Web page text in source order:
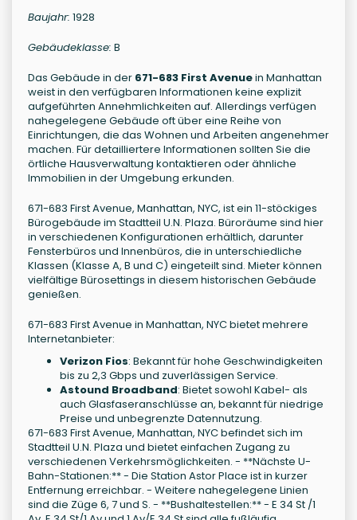
Baujahr: 1928
Gebäudeklasse: B
Das Gebäude in der 671-683 First Avenuein Manhattan
weist in den verfügbaren Informationen keine explizit
aufgeführten Annehmlichkeiten auf. Allerdings verfügen
nahegelegene Gebäude oft über eine Reihe von
Einrichtungen, die das Wohnen und Arbeiten angenehmer
machen. Für detailliertere Informationen sollten Sie die
örtliche Hausverwaltung kontaktieren oder ähnliche
Immobilien in der Umgebung erkunden.
671-683 First Avenue, Manhattan, NYC, ist ein 11-stöckiges
Bürogebäude im Stadtteil U.N. Plaza. Büroräume sind hier
in verschiedenen Konfigurationen erhältlich, darunter
Fensterbüros und Innenbüros, die in unterschiedliche
Klassen (Klasse A, B und C) eingeteilt sind. Mieter können
vielfältige Bürosettings in diesem historischen Gebäude
genießen.
671-683 First Avenue in Manhattan, NYC bietet mehrere
Internetanbieter:
Verizon Fios: Bekannt für hohe Geschwindigkeiten
bis zu 2,3 Gbps und zuverlässigen Service.
Astound Broadband: Bietet sowohl Kabel- als
auch Glasfaseranschlüsse an, bekannt für niedrige
Preise und unbegrenzte Datennutzung.
671-683 First Avenue, Manhattan, NYC befindet sich im
Stadtteil U.N. Plaza und bietet einfachen Zugang zu
verschiedenen Verkehrsmöglichkeiten. - **Nächste U-
Bahn-Stationen:** - Die Station Astor Place ist in kurzer
Entfernung erreichbar. - Weitere nahegelegene Linien
sind die Züge 6, 7 und S. - **Bushaltestellen:** - E 34 St /1